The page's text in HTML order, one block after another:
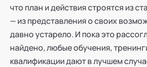
что план и действия строятся из
— из представления о своих
давно устарело. И пока это
найдено, любые обучения,
квалификации дают в лучшем